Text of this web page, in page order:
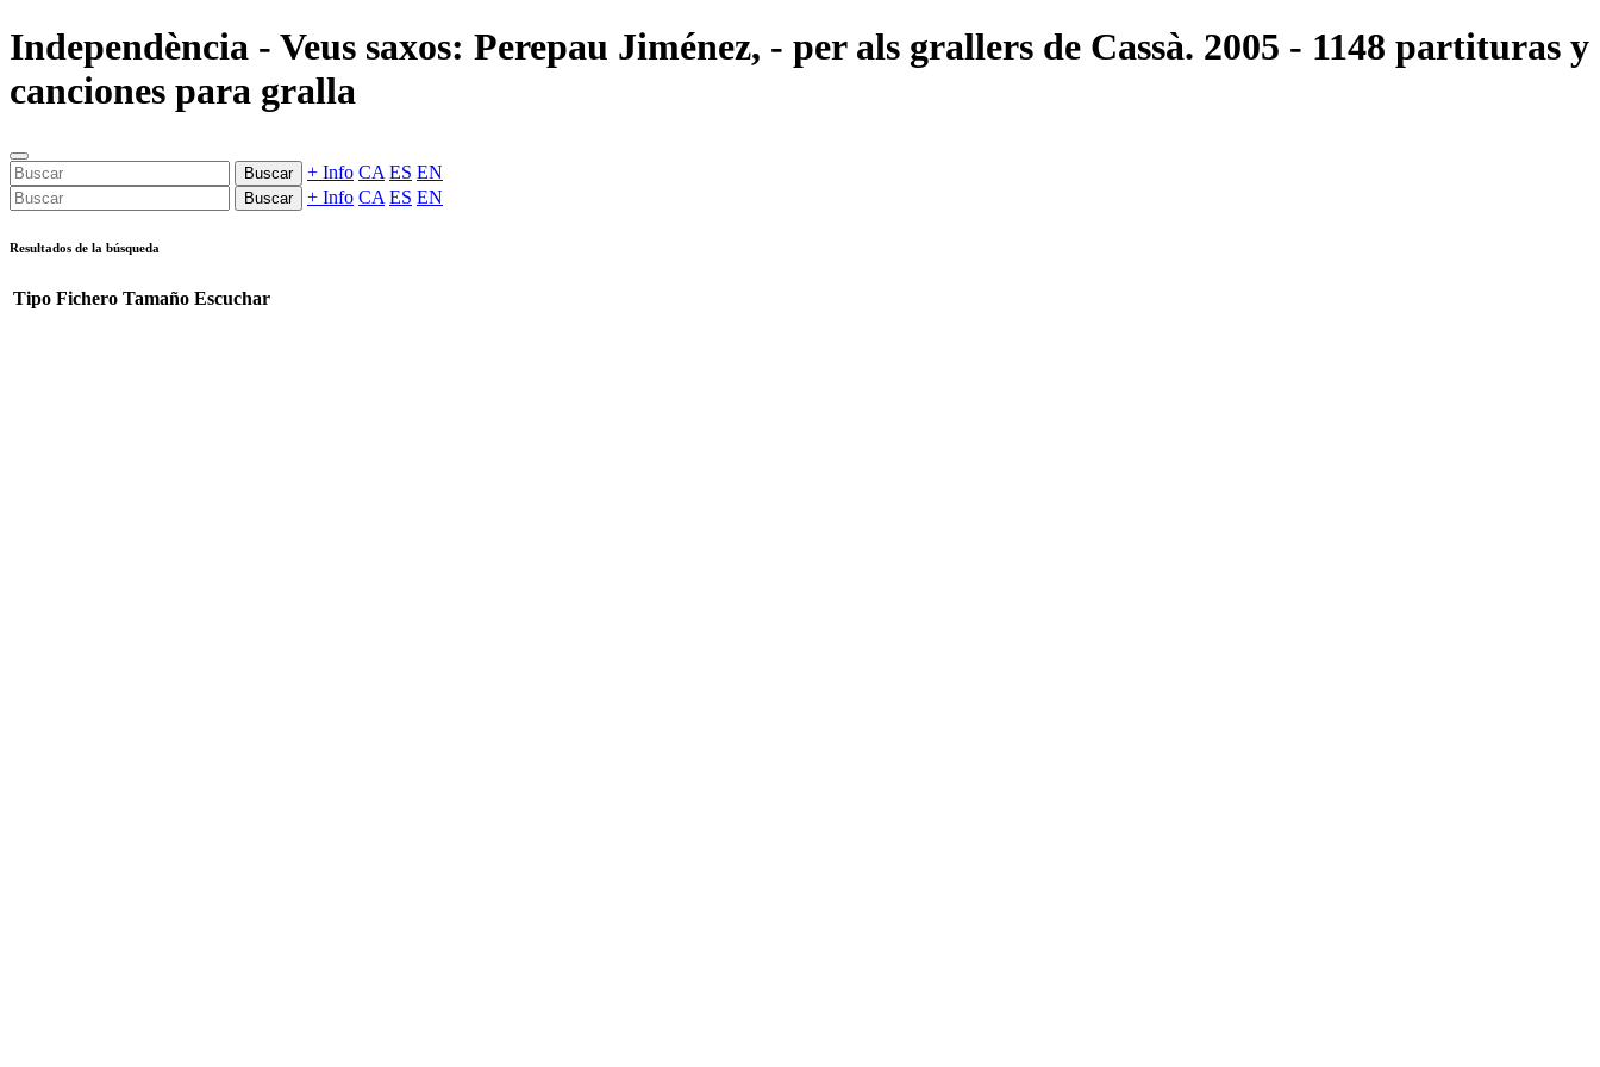
Independència - Veus saxos: Perepau Jiménez, - per als grallers de Cassà. 2005 - 1148 partituras y
canciones para gralla
Buscar + Info CA ES EN
Buscar + Info CA ES EN
Resultados de la búsqueda
Tipo Fichero Tamaño Escuchar